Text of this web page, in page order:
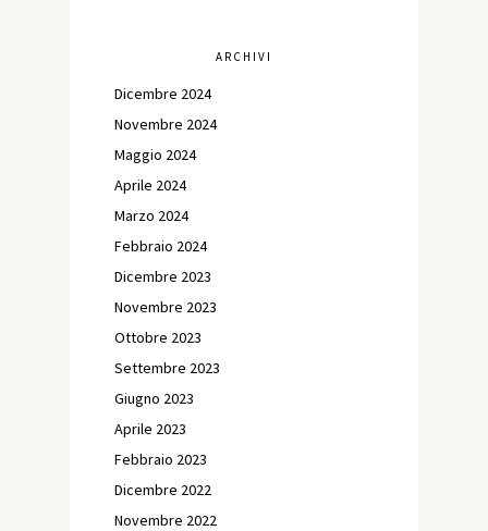
ARCHIVI
Dicembre 2024
Novembre 2024
Maggio 2024
Aprile 2024
Marzo 2024
Febbraio 2024
Dicembre 2023
Novembre 2023
Ottobre 2023
Settembre 2023
Giugno 2023
Aprile 2023
Febbraio 2023
Dicembre 2022
Novembre 2022